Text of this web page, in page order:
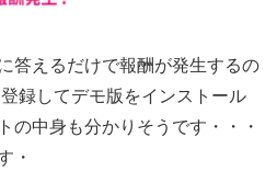
答えるだけで報酬が発生するの
録してデモ版をインストール
の中身も分かりそうです・・・
・